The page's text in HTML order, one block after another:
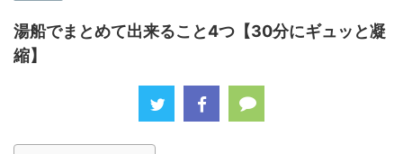
湯船でまとめて出来ること4つ【30分にギュッと凝
縮】